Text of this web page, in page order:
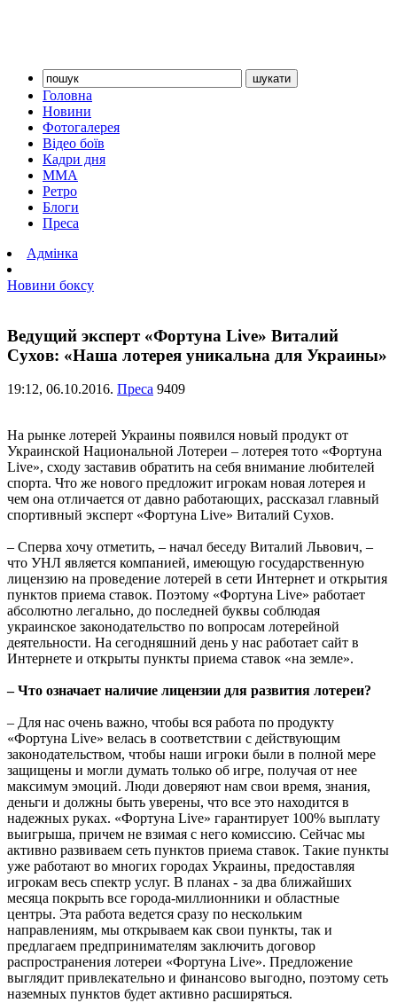
Головна
Новини
Фотогалерея
Відео боїв
Кадри дня
ММА
Ретро
Блоги
Преса
Адмінка
Новини боксу
Ведущий эксперт «Фортуна Live» Виталий
Сухов: «Наша лотерея уникальна для Украины»
19:12, 06.10.2016. Преса 9409
На рынке лотерей Украины появился новый продукт от
Украинской Национальной Лотереи – лотерея тото «Фортуна
Live», сходу заставив обратить на себя внимание любителей
спорта. Что же нового предложит игрокам новая лотерея и
чем она отличается от давно работающих, рассказал главный
спортивный эксперт «Фортуна Live» Виталий Сухов.
– Сперва хочу отметить, – начал беседу Виталий Львович, –
что УНЛ является компанией, имеющую государственную
лицензию на проведение лотерей в сети Интернет и открытия
пунктов приема ставок. Поэтому «Фортуна Live» работает
абсолютно легально, до последней буквы соблюдая
украинское законодательство по вопросам лотерейной
деятельности. На сегодняшний день у нас работает сайт в
Интернете и открыты пункты приема ставок «на земле».
– Что означает наличие лицензии для развития лотереи?
– Для нас очень важно, чтобы вся работа по продукту
«Фортуна Live» велась в соответствии с действующим
законодательством, чтобы наши игроки были в полной мере
защищены и могли думать только об игре, получая от нее
максимум эмоций. Люди доверяют нам свои время, знания,
деньги и должны быть уверены, что все это находится в
надежных руках. «Фортуна Live» гарантирует 100% выплату
выигрыша, причем не взимая с него комиссию. Сейчас мы
активно развиваем сеть пунктов приема ставок. Такие пункты
уже работают во многих городах Украины, предоставляя
игрокам весь спектр услуг. В планах - за два ближайших
месяца покрыть все города-миллионники и областные
центры. Эта работа ведется сразу по нескольким
направлениям, мы открываем как свои пункты, так и
предлагаем предпринимателям заключить договор
распространения лотереи «Фортуна Live». Предложение
выглядит привлекательно и финансово выгодно, поэтому сеть
наземных пунктов будет активно расширяться.